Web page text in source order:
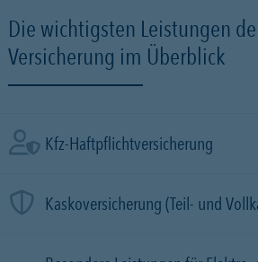
Die wichtigsten Leistungen
Versicherung im Überblick
Kfz-Haftpflichtversicherung
Kaskoversicherung (Teil- und